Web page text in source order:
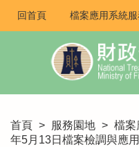
回首頁 檔案應用系統
首頁 > 服務園地 > 檔案
年5月13日檔案檢調與應